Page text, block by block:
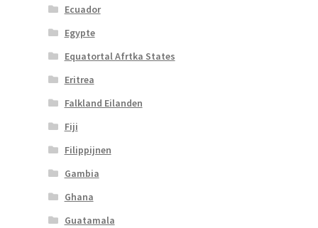
Ecuador
Egypte
Equatortal Afrtka States
Eritrea
Falkland Eilanden
Fiji
Filippijnen
Gambia
Ghana
Guatamala